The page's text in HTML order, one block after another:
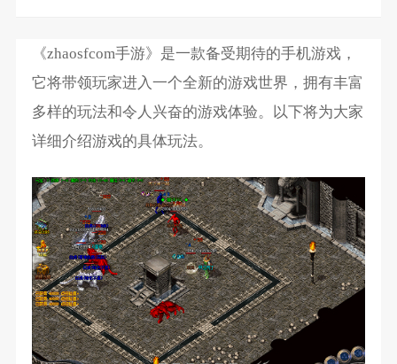
《zhaosfcom手游》是一款备受期待的手机游戏，
它将带领玩家进入一个全新的游戏世界，拥有丰富
多样的玩法和令人兴奋的游戏体验。以下将为大家
详细介绍游戏的具体玩法。